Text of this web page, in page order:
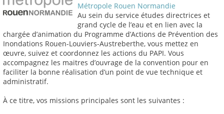
Métropole Rouen Normandie
Au sein du service études directrices et
grand cycle de l’eau et en lien avec la
chargée d’animation du Programme d’Actions de Prévention des
Inondations Rouen-Louviers-Austreberthe, vous mettez en
œuvre, suivez et coordonnez les actions du PAPI. Vous
accompagnez les maitres d’ouvrage de la convention pour en
faciliter la bonne réalisation d’un point de vue technique et
administratif.
À ce titre, vos missions principales sont les suivantes :